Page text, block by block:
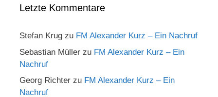
Letzte Kommentare
Stefan Krug zu FM Alexander Kurz – Ein Nachruf
Sebastian Müller zu FM Alexander Kurz – Ein
Nachruf
Georg Richter zu FM Alexander Kurz – Ein
Nachruf